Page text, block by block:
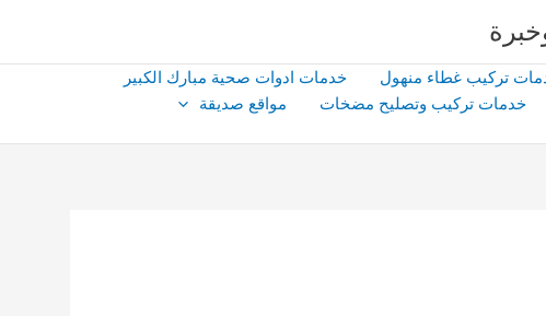
تركيب غطاء منهول
خدمات ادوات صحية مبارك الكبير
خدمات تركيب وتصليح مضخات
مواقع صديقة